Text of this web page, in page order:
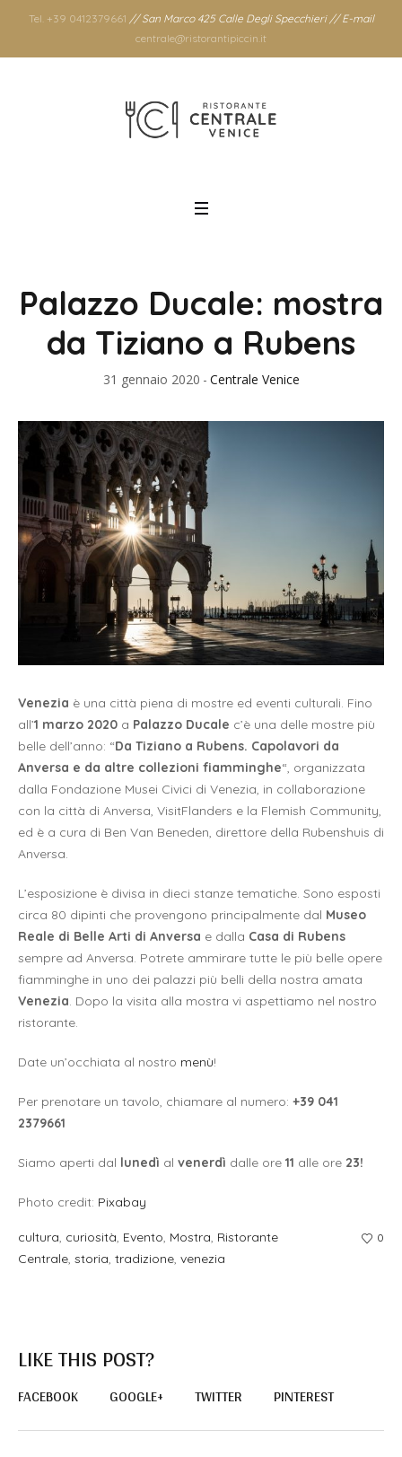
Tel. +39 0412379661 // San Marco 425 Calle Degli Specchieri // E-mail
centrale@ristorantipiccin.it
Palazzo Ducale: mostra
da Tiziano a Rubens
31 gennaio 2020 Centrale Venice
Venezia è una città piena di mostre ed eventi culturali. Fino
all’1 marzo 2020 a Palazzo Ducale c’è una delle mostre più
belle dell’anno: “Da Tiziano a Rubens. Capolavori da
Anversa e da altre collezioni fiamminghe“, organizzata
dalla Fondazione Musei Civici di Venezia, in collaborazione
con la città di Anversa, VisitFlanders e la Flemish Community,
ed è a cura di Ben Van Beneden, direttore della Rubenshuis di
Anversa.
L’esposizione è divisa in dieci stanze tematiche. Sono esposti
circa 80 dipinti che provengono principalmente dal Museo
Reale di Belle Arti di Anversa e dalla Casa di Rubens
sempre ad Anversa. Potrete ammirare tutte le più belle opere
fiamminghe in uno dei palazzi più belli della nostra amata
Venezia. Dopo la visita alla mostra vi aspettiamo nel nostro
ristorante.
Date un’occhiata al nostro menù!
Per prenotare un tavolo, chiamare al numero: +39 041
2379661
Siamo aperti dal lunedì al venerdì dalle ore 11 alle ore 23!
Photo credit: Pixabay
cultura, curiosità, Evento, Mostra, Ristorante
Centrale, storia, tradizione, venezia
0
LIKE THIS POST?
FACEBOOK GOOGLE+ TWITTER PINTEREST